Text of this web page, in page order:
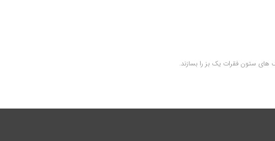
های ستون فقرات یک بز را بسازند.